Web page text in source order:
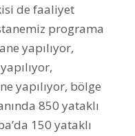
de faaliyet
programa
yapılıyor,
yapılıyor, bölge
850 yataklı
150 yataklı